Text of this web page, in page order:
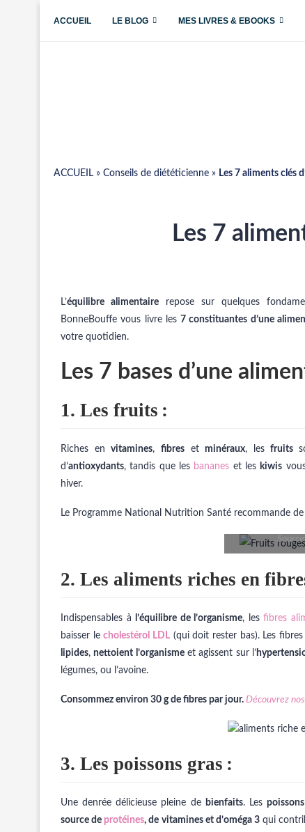
ACCUEIL LE BLOG MES LIVRES & EBOOKS
ACCUEIL » Conseils de diététicienne » Les 7 aliments clés
Les 7
L’équilibre alimentaire repose sur quelques
BonneBouffe vous livre les 7 constituantes d’une
votre quotidien.
Les 7 bases d’une
1. Les fruits :
Riches envitamines, fibresetminéraux, lesfruits
d’antioxydants, tandis que les bananes et les kiwis
hiver.
Le Programme National Nutrition Santé recommande
2. Les aliments riches en
Indispensables à l’équilibre de l’organisme, lesfibres
baisser lecholestérol LDL(qui doit rester bas). Les fibres
lipides,nettoient l’organismeet agissent sur l’
légumes, ou l’avoine.
Consommez environ 30 g de fibres par jour. Découvrez
3. Les poissons gras :
Une denrée délicieuse pleine de bienfaits. Les
source de protéines, de vitamines et d’oméga 3 qui